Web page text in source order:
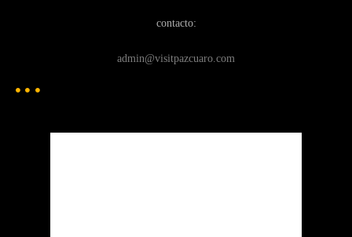
contacto:
admin@visitpazcuaro.com